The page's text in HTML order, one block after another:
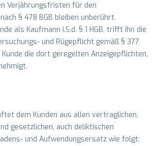
Verjährungsfristen für den
§ 478 BGB bleiben unberührt.
als Kaufmann i.S.d. § 1 HGB, trifft ihn die
und Rügepflicht gemäß § 377
die dort geregelten Anzeigepflichten,
dem Kunden aus allen vertraglichen,
gesetzlichen, auch deliktischen
und Aufwendungsersatz wie folgt: